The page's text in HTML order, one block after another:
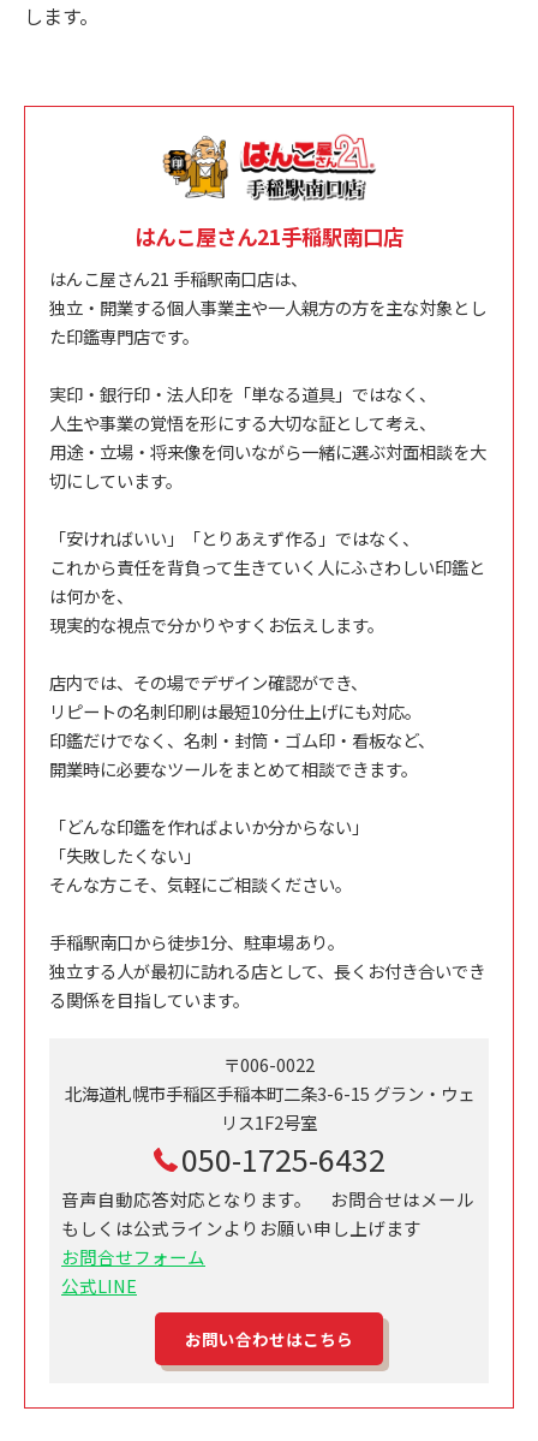
します。
はんこ屋さん21手稲駅南口店
はんこ屋さん21 手稲駅南口店は、
独立・開業する個人事業主や一人親方の方を主な対象とし
た印鑑専門店です。
実印・銀行印・法人印を「単なる道具」ではなく、
人生や事業の覚悟を形にする大切な証として考え、
用途・立場・将来像を伺いながら一緒に選ぶ対面相談を大
切にしています。
「安ければいい」「とりあえず作る」ではなく、
これから責任を背負って生きていく人にふさわしい印鑑と
は何かを、
現実的な視点で分かりやすくお伝えします。
店内では、その場でデザイン確認ができ、
リピートの名刺印刷は最短10分仕上げにも対応。
印鑑だけでなく、名刺・封筒・ゴム印・看板など、
開業時に必要なツールをまとめて相談できます。
「どんな印鑑を作ればよいか分からない」
「失敗したくない」
そんな方こそ、気軽にご相談ください。
手稲駅南口から徒歩1分、駐車場あり。
独立する人が最初に訪れる店として、長くお付き合いでき
る関係を目指しています。
〒006-0022
北海道札幌市手稲区手稲本町二条3-6-15 グラン・ウェ
リス1F2号室
050-1725-6432
音声自動応答対応となります。 お問合せはメール
もしくは公式ラインよりお願い申し上げます
お問合せフォーム
公式LINE
お問い合わせはこちら